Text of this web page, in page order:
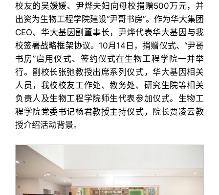
校友的吴媛媛、尹烨夫妇向母校捐赠500万元，并
出资为生物工程学院建设“尹哥书房”。作为华大集团
CEO、华大基因副董事长，尹烨代表华大基因与我
校签署战略框架协议。10月14日，捐赠仪式、“尹哥
书房”启用仪式、签约仪式在生物工程学院一并举
行。副校长张弛教授出席系列仪式，华大基因相关
人员，我校校友工作处、教务处、研究生院等相关
负责人及生物工程学院师生代表参加仪式。生物工
程学院党委书记杨君教授主持仪式，院长贾凌云教
授介绍活动背景。